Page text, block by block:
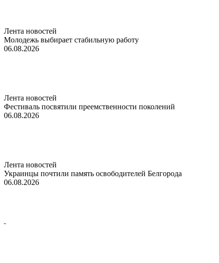
Лента новостей
Молодежь выбирает стабильную работу
06.08.2026
Лента новостей
Фестиваль посвятили преемственности поколений
06.08.2026
Лента новостей
Украинцы почтили память освободителей Белгорода
06.08.2026